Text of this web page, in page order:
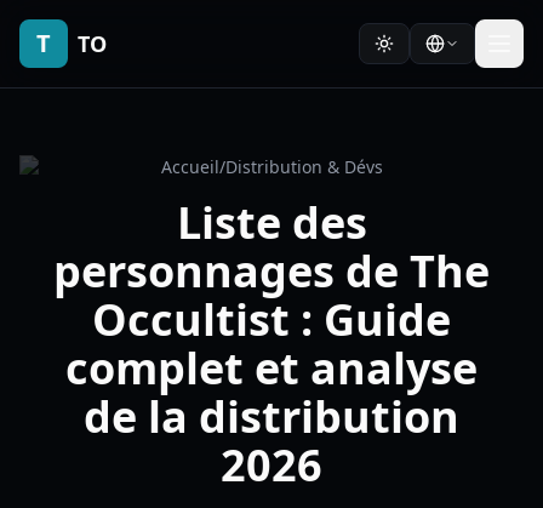
T TO
Accueil/Distribution & Dévs
Liste des
personnages de The
Occultist : Guide
complet et analyse
de la distribution
2026